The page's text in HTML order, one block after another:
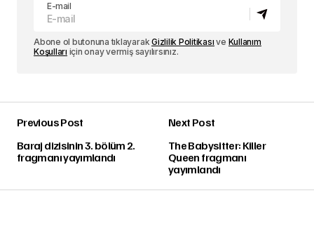
E-mail
Abone ol butonuna tıklayarakGizlilik Politikası ve Kullanım
Koşulları için onay vermiş sayılırsınız.
Previous Post
Baraj dizisinin 3. bölüm 2.
fragmanı yayımlandı
Next Post
The Babysitter: Killer
Queen fragmanı
yayımlandı